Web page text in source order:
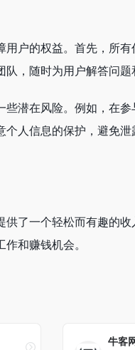
户的权益。首先，所
，随时为用户解答问题
潜在风险。例如，在
人信息的保护，避免
了一个轻松而有趣的
和赚钱机会。
牛客